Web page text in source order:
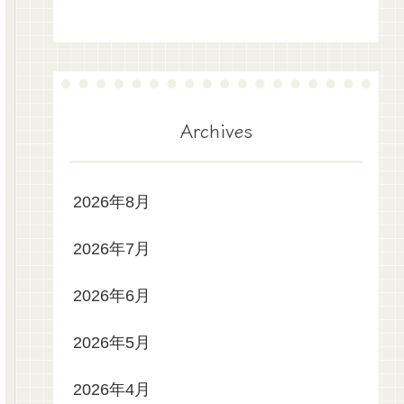
Archives
2026年8月
2026年7月
2026年6月
2026年5月
2026年4月